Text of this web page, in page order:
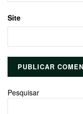
Site
Pesquisar